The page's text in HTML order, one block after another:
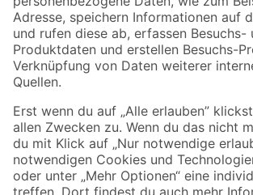
Zahlungsarten Versandarten
Sicher einkaufen
Jetzt die toom-App herunterladen